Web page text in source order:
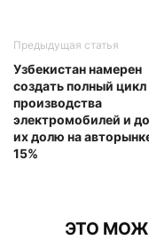
Предыдущая статья
Узбекистан намерен
создать полный цикл
производства
электромобилей и
их долю на
15%
ЭТО